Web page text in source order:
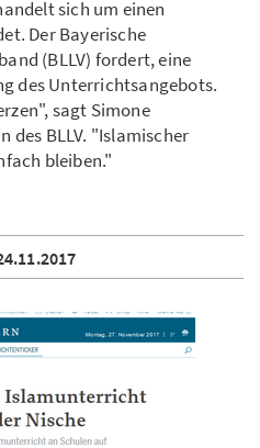
sich um einen
Der Bayerische
(BLLV) fordert, eine
des Unterrichtsangebots.
sagt Simone
des BLLV. "Islamischer
bleiben."